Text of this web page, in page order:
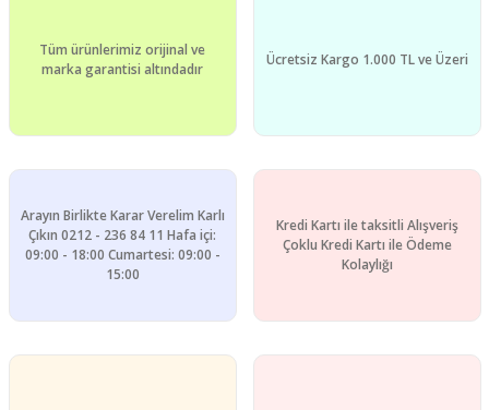
Tüm ürünlerimiz orijinal ve
marka garantisi altındadır
Ücretsiz Kargo 1.000 TL ve Üzeri
Arayın Birlikte Karar Verelim Karlı
Çıkın 0212 - 236 84 11 Hafa içi:
09:00 - 18:00 Cumartesi: 09:00 -
15:00
Kredi Kartı ile taksitli Alışveriş
Çoklu Kredi Kartı ile Ödeme
Kolaylığı